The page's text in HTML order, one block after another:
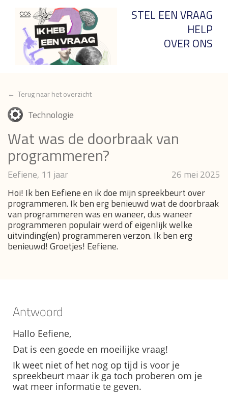
STEL EEN VRAAG
HELP
OVER ONS
← Terug naar het overzicht
Technologie
Wat was de doorbraak van
programmeren?
Eefiene, 11 jaar
26 mei 2025
Hoi! Ik ben Eefiene en ik doe mijn spreekbeurt over
programmeren. Ik ben erg benieuwd wat de doorbraak
van programmeren was en waneer, dus waneer
programmeren populair werd of eigenlijk welke
uitvinding(en) programmeren verzon. Ik ben erg
benieuwd! Groetjes! Eefiene.
Antwoord
Hallo Eefiene,
Dat is een goede en moeilijke vraag!
Ik weet niet of het nog op tijd is voor je
spreekbeurt maar ik ga toch proberen om je
wat meer informatie te geven.